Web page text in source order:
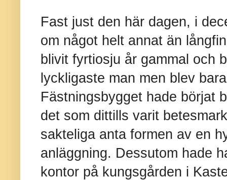
Fast just den här dagen, i
om något helt annat än
blivit fyrtiosju år gammal och
lyckligaste man men blev
Fästningsbygget hade börjat
det som dittills varit
sakteliga anta formen av en
anläggning. Dessutom hade
kontor på kungsgården i